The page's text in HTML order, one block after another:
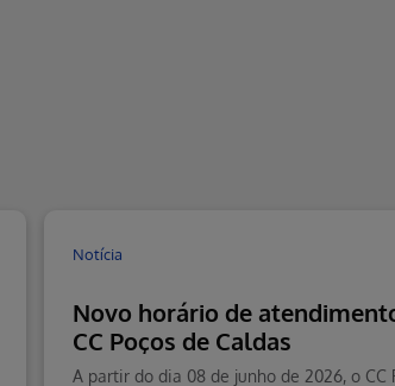
Notícia
Novo horário de
CC Poços de Caldas